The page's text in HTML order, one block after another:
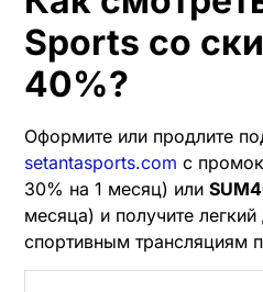
Sports со
40%?
Оформите или продлите
setantasports.com с
30% на 1 месяц) или
месяца) и получите
спортивным трансляциям